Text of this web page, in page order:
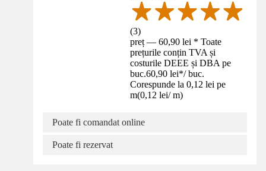
(3)
preț — 60,90 lei * Toate
prețurile conțin TVA și
costurile DEEE și DBA pe
buc.60,90 lei*/ buc.
Corespunde la 0,12 lei pe
m(0,12 lei/ m)
Poate fi comandat online
Poate fi rezervat